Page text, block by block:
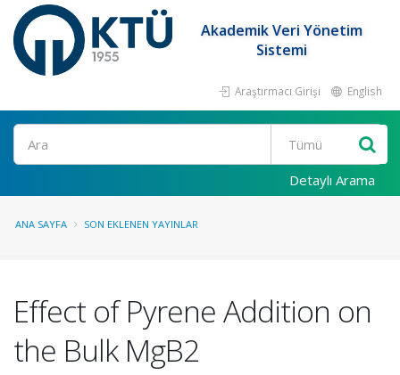
Akademik Veri Yönetim
Sistemi
Araştırmacı Girişi English
Ara
Detaylı Arama
ANA SAYFA SON EKLENEN YAYINLAR
Effect of Pyrene Addition on
the Bulk MgB2